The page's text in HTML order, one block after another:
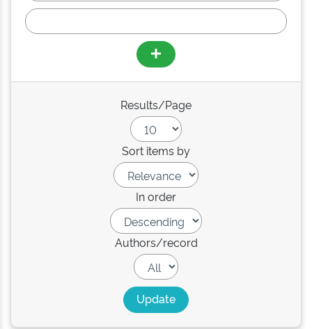
Results/Page
Sort items by
In order
Authors/record